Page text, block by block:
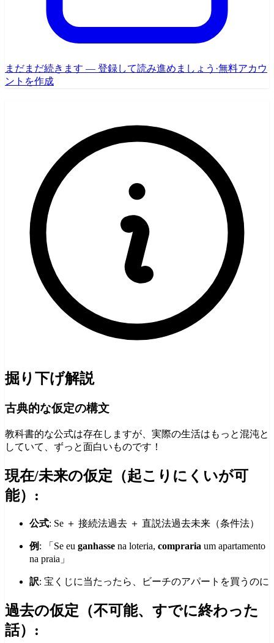
まだまだ続きます — 登録して読み進めましょう ·無料アカウ
ントを作成
掘り下げ解説
古典的な仮定の構文
教科書的な公式は存在しますが、実際の生活はもっと混沌と
していて、ずっと面白いものです！
現在/未来の仮定（起こりにくいが可
能）:
公式: Se ＋ 接続法過去 ＋ 直説法過去未来（条件法）
例 : 「Se eu ganhasse na loteria, compraria um apartamento
na praia」
訳: 宝くじに当たったら、ビーチのアパートを買うのに
過去の仮定（不可能、すでに終わった
話）: